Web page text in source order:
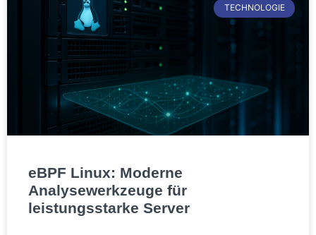
TECHNOLOGIE
eBPF Linux: Moderne
Analysewerkzeuge für
leistungsstarke Server